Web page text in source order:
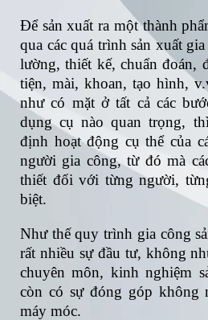
Để sản xuất ra một thành
qua các quá trình sản xuất
lường, thiết kế, chuẩn đoán,
tiện, mài, khoan, tạo hình,
như có mặt ở tất cả các
dụng cụ nào quan trọng,
định hoạt động cụ thể của
người gia công, từ đó mà
thiết đối với từng người,
biệt.
Như thế quy trình gia công
rất nhiều sự đầu tư, không
chuyên môn, kinh nghiệm
còn có sự đóng góp không
máy móc.